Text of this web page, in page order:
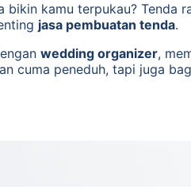
kamu terpukau?
jasa pembuatan tenda.
wedding organizer,
cuma peneduh, tapi juga